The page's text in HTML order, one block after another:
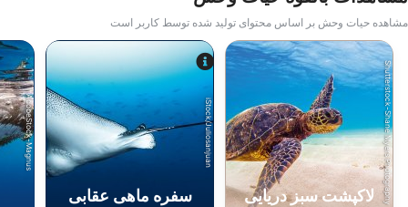
مشاهده حیات وحش بر اساس محتوای تولید شده توسط کاربر است
Shutterstock-Shane Myers Photography لاکپشت سبز دریایی
iStock/Juliosanjuan
سفره ماهی عقابی
AdobeStock-Magnus